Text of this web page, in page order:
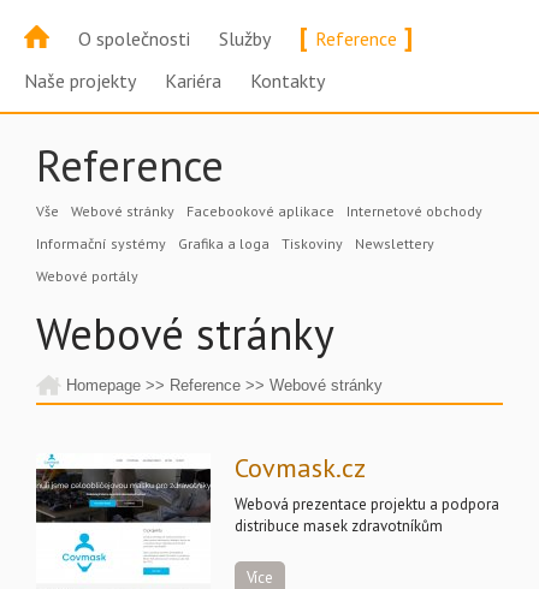
O společnosti Služby [ Reference ]
Naše projekty Kariéra Kontakty
Reference
Vše Webové stránky Facebookové aplikace
Internetové obchody
Informační systémy
Grafika a loga Tiskoviny
Newslettery
Webové portály
Webové stránky
Homepage >> Reference >> Webové stránky
Covmask.cz
Webová prezentace projektu a podpora
distribuce masek zdravotníkům
Více